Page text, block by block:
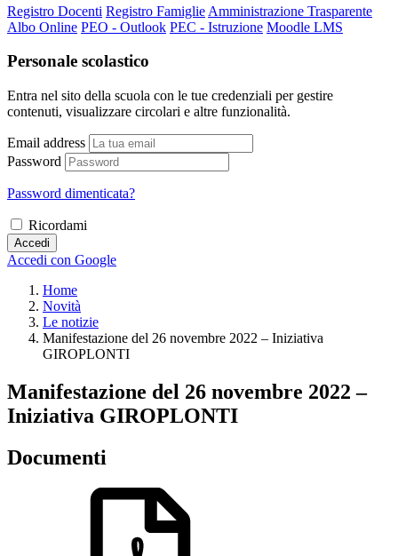
Registro Docenti Registro Famiglie Amministrazione Trasparente
Albo Online PEO - Outlook PEC - Istruzione Moodle LMS
Personale scolastico
Entra nel sito della scuola con le tue credenziali per gestire
contenuti, visualizzare circolari e altre funzionalità.
Email address
Password
Password dimenticata?
Ricordami
Accedi
Accedi con Google
Home
Novità
Le notizie
Manifestazione del 26 novembre 2022 – Iniziativa
GIROPLONTI
Manifestazione del 26 novembre 2022 –
Iniziativa GIROPLONTI
Documenti